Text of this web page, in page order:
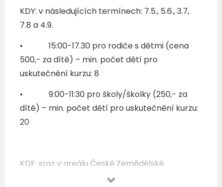
KDY: v následujících termínech: 7.5., 5.6., 3.7,
7.8 a 4.9.
• 15:00-17.30 pro rodiče s dětmi (cena
500,- za dítě) – min. počet dětí pro
uskutečnění kurzu: 8
• 9:00-11:30 pro školy/školky (250,- za
dítě) – min. počet dětí pro uskutečnění kurzu:
20
KDE: sraz v areálu České Zemědělské
Univerzity v Praze, Kamýcká 957. Budova